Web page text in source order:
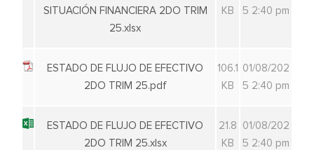
SITUACIÓN FINANCIERA 2DO TRIM
25.xlsx
KB
5 2:40 pm
ESTADO DE FLUJO DE EFECTIVO
2DO TRIM 25.pdf
106.1
KB
01/08/202
5 2:40 pm
ESTADO DE FLUJO DE EFECTIVO
2DO TRIM 25.xlsx
21.8
KB
01/08/202
5 2:40 pm